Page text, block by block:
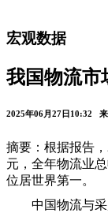
宏观数据
我国物流市
2025年06月27日10:32
摘要：根据报告
元，全年物流业
位居世界第一。
中国物流与